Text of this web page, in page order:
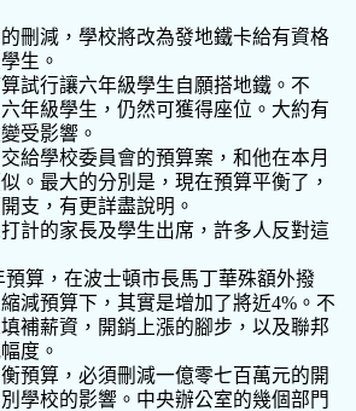
刪減，學校將改為發地鐵卡給有資格
生。
試行讓六年級學生自願搭地鐵。不
年級學生，仍然可獲得座位。大約有
受影響。
給學校委員會的預算案，和他在本月
。最大的分別是，現在預算平衡了，
支，有更詳盡說明。
計的家長及學生出席，許多人反對這
算，在波士頓市長馬丁華殊額外撥
減預算下，其實是增加了將近4% 。不
補薪資，開銷上漲的腳步，以及聯邦
度。
預算，必須刪減一億零七百萬元的開
學校的影響。中央辦公室的幾個部門